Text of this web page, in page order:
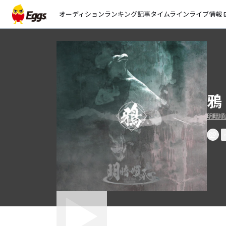
オーディションランキング記事タイムラインライブ情報
鴉
明暗